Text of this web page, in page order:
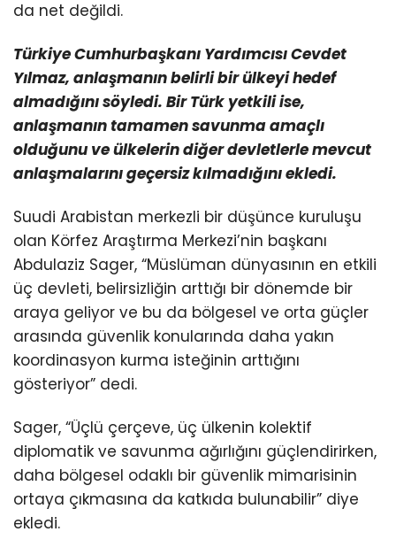
da net değildi.
Türkiye Cumhurbaşkanı Yardımcısı Cevdet
Yılmaz, anlaşmanın belirli bir ülkeyi hedef
almadığını söyledi. Bir Türk yetkili ise,
anlaşmanın tamamen savunma amaçlı
olduğunu ve ülkelerin diğer devletlerle mevcut
anlaşmalarını geçersiz kılmadığını ekledi.
Suudi Arabistan merkezli bir düşünce kuruluşu
olan Körfez Araştırma Merkezi’nin başkanı
Abdulaziz Sager, “Müslüman dünyasının en etkili
üç devleti, belirsizliğin arttığı bir dönemde bir
araya geliyor ve bu da bölgesel ve orta güçler
arasında güvenlik konularında daha yakın
koordinasyon kurma isteğinin arttığını
gösteriyor” dedi.
Sager, “Üçlü çerçeve, üç ülkenin kolektif
diplomatik ve savunma ağırlığını güçlendirirken,
daha bölgesel odaklı bir güvenlik mimarisinin
ortaya çıkmasına da katkıda bulunabilir” diye
ekledi.